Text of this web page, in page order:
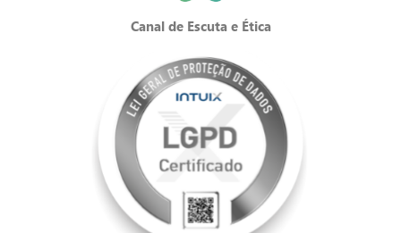
Canal de Escuta e Ética